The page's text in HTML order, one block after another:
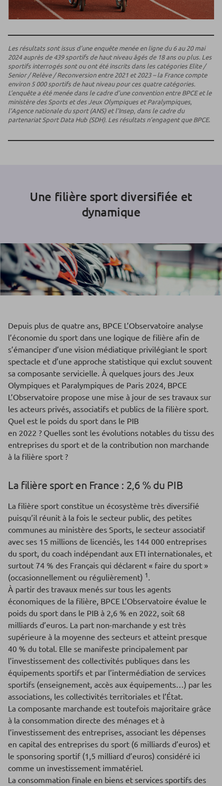
Les résultats sont issus d’une enquête menée en ligne du 6 au 20 mai
2024 auprès de 439 sportifs de haut niveau âgés de 18 ans ou plus. Les
sportifs interrogés sont ou ont été inscrits dans les catégories Elite /
Senior / Relève / Reconversion entre 2021 et 2023 – la France compte
environ 5 000 sportifs de haut niveau pour ces quatre catégories.
L’enquête a été menée dans le cadre d’une convention entre BPCE et le
ministère des Sports et des Jeux Olympiques et Paralympiques,
l’Agence nationale du sport (ANS) et l’Insep, dans le cadre du
partenariat Sport Data Hub (SDH). Les résultats n’engagent que BPCE.
Une filière sport diversifiée et
dynamique
Depuis plus de quatre ans, BPCE L’Observatoire analyse
l’économie du sport dans une logique de filière afin de
s’émanciper d’une vision médiatique privilégiant le sport
spectacle et d’une approche statistique qui exclut souvent
sa composante servicielle. À quelques jours des Jeux
Olympiques et Paralympiques de Paris 2024, BPCE
L’Observatoire propose une mise à jour de ses travaux sur
les acteurs privés, associatifs et publics de la filière sport.
Quel est le poids du sport dans le PIB
en 2022 ? Quelles sont les évolutions notables du tissu des
entreprises du sport et de la contribution non marchande
à la filière sport ?
La filière sport en France : 2,6 % du PIB
La filière sport constitue un écosystème très diversifié
puisqu’il réunit à la fois le secteur public, des petites
communes au ministère des Sports, le secteur associatif
avec ses 15 millions de licenciés, les 144 000 entreprises
du sport, du coach indépendant aux ETI internationales, et
surtout 74 % des Français qui déclarent « faire du sport »
(occasionnellement ou régulièrement) 1.
À partir des travaux menés sur tous les agents
économiques de la filière, BPCE L’Observatoire évalue le
poids du sport dans le PIB à 2,6 % en 2022, soit 68
milliards d’euros. La part non-marchande y est très
supérieure à la moyenne des secteurs et atteint presque
40 % du total. Elle se manifeste principalement par
l’investissement des collectivités publiques dans les
équipements sportifs et par l’intermédiation de services
sportifs (enseignement, accès aux équipements…) par les
associations, les collectivités territoriales et l’État.
La composante marchande est toutefois majoritaire grâce
à la consommation directe des ménages et à
l’investissement des entreprises, associant les dépenses
en capital des entreprises du sport (6 milliards d’euros) et
le sponsoring sportif (1,5 milliard d’euros) considéré ici
comme un investissement immatériel.
La consommation finale en biens et services sportifs des